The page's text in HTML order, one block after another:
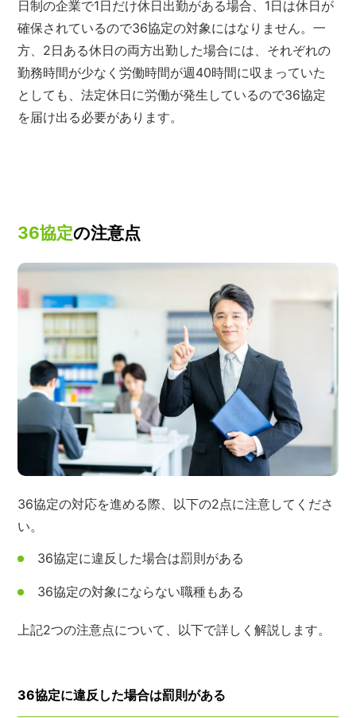
日制の企業で1日だけ休日出勤がある場合、1日は休日が
確保されているので36協定の対象にはなりません。一
方、2日ある休日の両方出勤した場合には、それぞれの
勤務時間が少なく労働時間が週40時間に収まっていた
としても、法定休日に労働が発生しているので36協定
を届け出る必要があります。
36協定の注意点
36協定の対応を進める際、以下の2点に注意してくださ
い。
36協定に違反した場合は罰則がある
36協定の対象にならない職種もある
上記2つの注意点について、以下で詳しく解説します。
36協定に違反した場合は罰則がある